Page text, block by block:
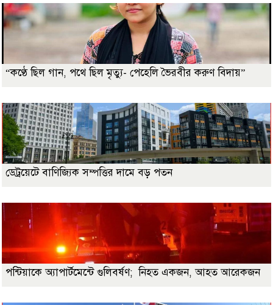
“কণ্ঠে ছিল গান, পথে ছিল মৃত্যু- পেহেলি ভৈরবীর করুণ বিদায়”
ডেট্রয়েটে বাণিজ্যিক সম্পত্তির দামে বড় পতন
পন্টিয়াকে অ্যাপার্টমেন্টে গুলিবর্ষণ; নিহত একজন, আহত আরেকজন